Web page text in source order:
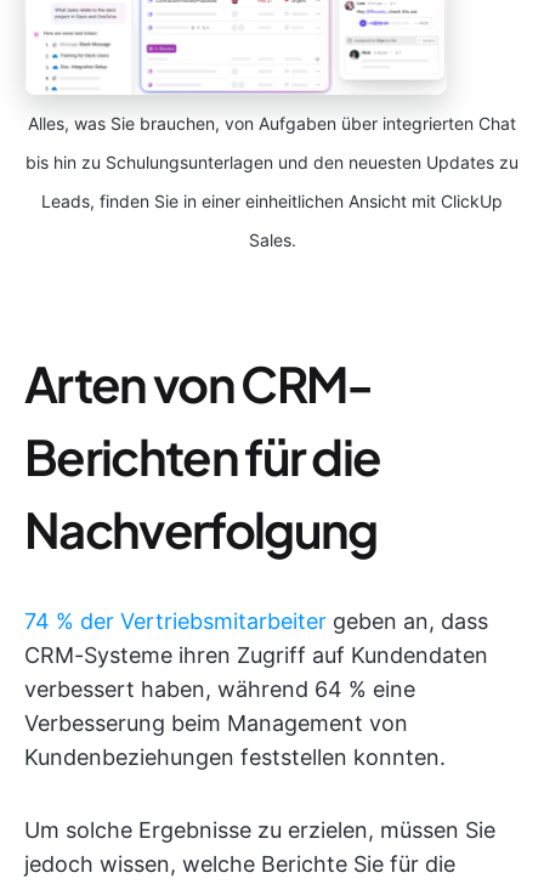
Alles, was Sie brauchen, von Aufgaben über integrierten Chat
bis hin zu Schulungsunterlagen und den neuesten Updates zu
Leads, finden Sie in einer einheitlichen Ansicht mit ClickUp
Sales.
Arten von CRM-
Berichten für die
Nachverfolgung
74 % der Vertriebsmitarbeiter geben an, dass
CRM-Systeme ihren Zugriff auf Kundendaten
verbessert haben, während 64 % eine
Verbesserung beim Management von
Kundenbeziehungen feststellen konnten.
Um solche Ergebnisse zu erzielen, müssen Sie
jedoch wissen, welche Berichte Sie für die